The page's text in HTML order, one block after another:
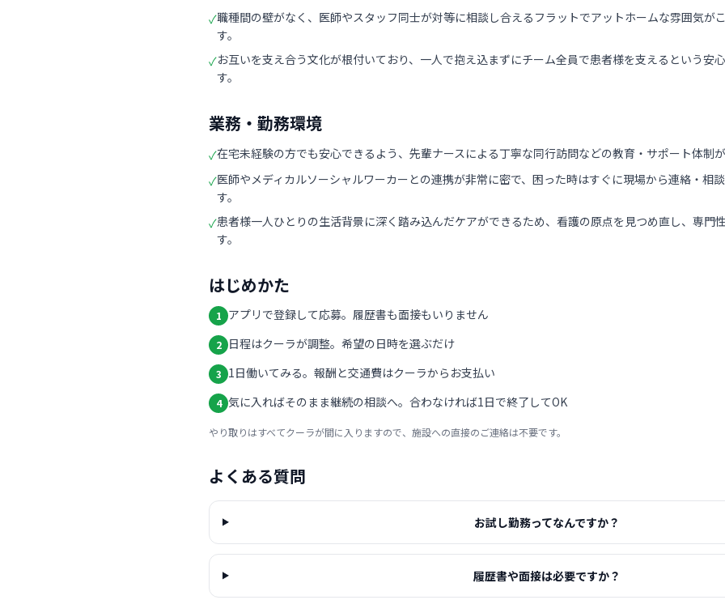
✓職種間の壁がなく、医師やスタッフ同士が対等に相談し合えるフラットでアットホームな雰囲気が
す。
✓お互いを支え合う文化が根付いており、一人で抱え込まずにチーム全員で患者様を支えるという安
す。
業務・勤務環境
✓在宅未経験の方でも安心できるよう、先輩ナースによる丁寧な同行訪問などの教育・サポート体制が
✓医師やメディカルソーシャルワーカーとの連携が非常に密で、困った時はすぐに現場から連絡・相
す。
✓患者様一人ひとりの生活背景に深く踏み込んだケアができるため、看護の原点を見つめ直し、専門
す。
はじめかた
1 アプリで登録して応募。履歴書も面接もいりません
2 日程はクーラが調整。希望の日時を選ぶだけ
3 1日働いてみる。報酬と交通費はクーラからお支払い
4 気に入ればそのまま継続の相談へ。合わなければ1日で終了してOK
やり取りはすべてクーラが間に入りますので、施設への直接のご連絡は不要です。
よくある質問
お試し勤務ってなんですか？
履歴書や面接は必要ですか？